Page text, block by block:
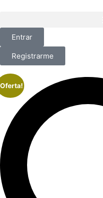
Entrar
Registrarme